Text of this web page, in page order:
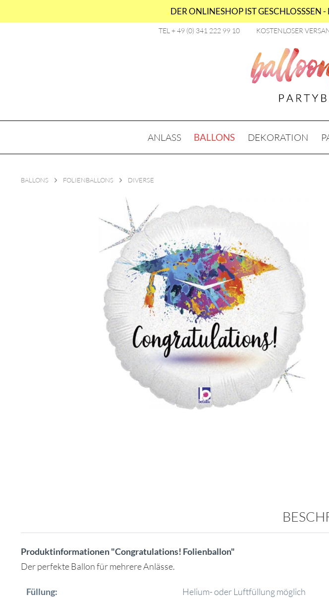
DER ONLINESHOP IST GESCHLOSSSEN
TEL + 49 (0) 341 222 99 10 KOSTENLOSER
ANLASS BALLONS DEKORATION
BALLONS FOLIENBALLONS DIVERSE
Produktinformationen "Congratulations! Folienballon"
Der perfekte Ballon für mehrere Anlässe.
Füllung:
Helium- oder Luftfüllung möglich